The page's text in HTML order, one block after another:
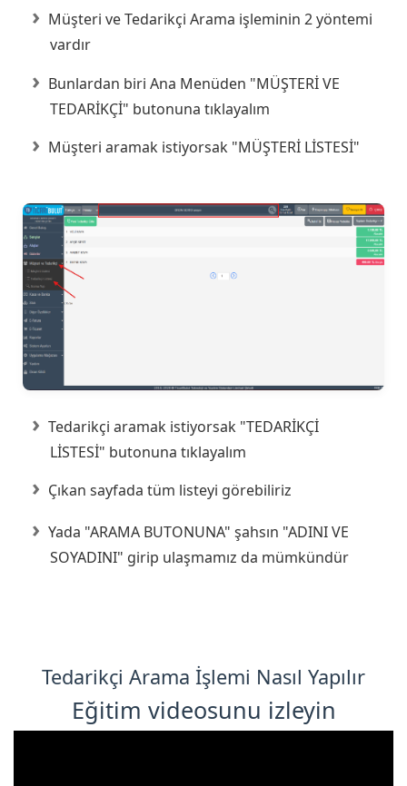
Müşteri ve Tedarikçi Arama işleminin 2 yöntemi
vardır
Bunlardan biri Ana Menüden "MÜŞTERİ VE
TEDARİKÇİ" butonuna tıklayalım
Müşteri aramak istiyorsak "MÜŞTERİ LİSTESİ"
Tedarikçi aramak istiyorsak "TEDARİKÇİ
LİSTESİ" butonuna tıklayalım
Çıkan sayfada tüm listeyi görebiliriz
Yada "ARAMA BUTONUNA" şahsın "ADINI VE
SOYADINI" girip ulaşmamız da mümkündür
Tedarikçi Arama İşlemi Nasıl Yapılır
Eğitim videosunu izleyin